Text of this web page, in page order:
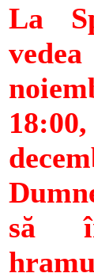
La
să